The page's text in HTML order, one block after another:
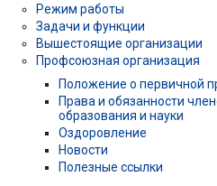
Режим работы
Задачи и функции
Вышестоящие организации
Профсоюзная организация
Положение о первичной
Права и обязанности
образования и науки
Оздоровление
Новости
Полезные ссылки